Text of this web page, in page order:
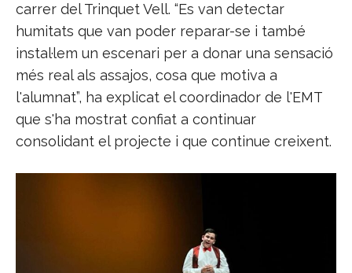
carrer del Trinquet Vell. “Es van detectar
humitats que van poder reparar-se i també
instal·lem un escenari per a donar una sensació
més real als assajos, cosa que motiva a
l'alumnat”, ha explicat el coordinador de l'EMT
que s'ha mostrat confiat a continuar
consolidant el projecte i que continue creixent.